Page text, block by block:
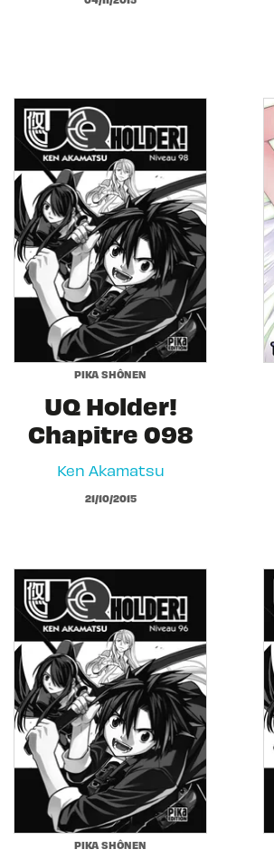
PIKA SHÔNEN
UQ Holder!
Chapitre 098
Ken Akamatsu
21/10/2015
PIKA SHÔNEN